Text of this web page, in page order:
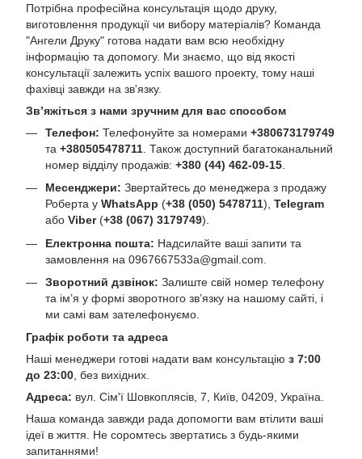
Потрібна професійна консультація щодо друку,
виготовлення продукції чи вибору матеріалів? Команда
"Ангели Друку" готова надати вам всю необхідну
інформацію та допомогу. Ми знаємо, що від якості
консультації залежить успіх вашого проекту, тому наші
фахівці завжди на зв'язку.
Зв’яжіться з нами зручним для вас способом
Телефон: Телефонуйте за номерами +380673179749
та +380505478711 . Також доступний багатоканальний
номер відділу продажів: +380 (44) 462-09-15
Месенджери: Звертайтесь до менеджера з продажу
Роберта у WhatsApp (+38 (050) 5478711), Telegram
або Viber(+38 (067) 3179749).
Електронна пошта: Надсилайте ваші запити та
замовлення на 0967667533a@gmail.com
Зворотний дзвінок: Залиште свій номер телефону
та ім’я у формі зворотного зв’язку на нашому сайті, і
ми самі вам зателефонуємо.
Графік роботи та адреса
Наші менеджери готові надати вам консультацію з 7:00
до 23:00, без вихідних.
Адреса: вул. Сім'ї Шовкоплясів, 7, Київ, 04209, Україна.
Наша команда завжди рада допомогти вам втілити ваші
ідеї в життя. Не соромтесь звертатись з будь-якими
запитаннями!